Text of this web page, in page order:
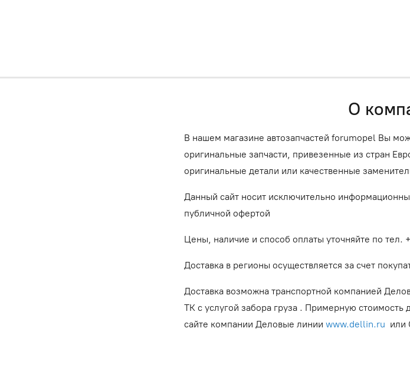
О
В нашем магазине автозапчастей forumopel Вы
оригинальные запчасти, привезенные из стран
оригинальные детали или качественные
Данный сайт носит исключительно
публичной офертой
Цены, наличие и способ оплаты уточняйте по
Доставка в регионы осуществляется за счет
Доставка возможна транспортной компанией
ТК с услугой забора груза . Примерную стоимость
сайте компании Деловые линии www.dellin.ru или